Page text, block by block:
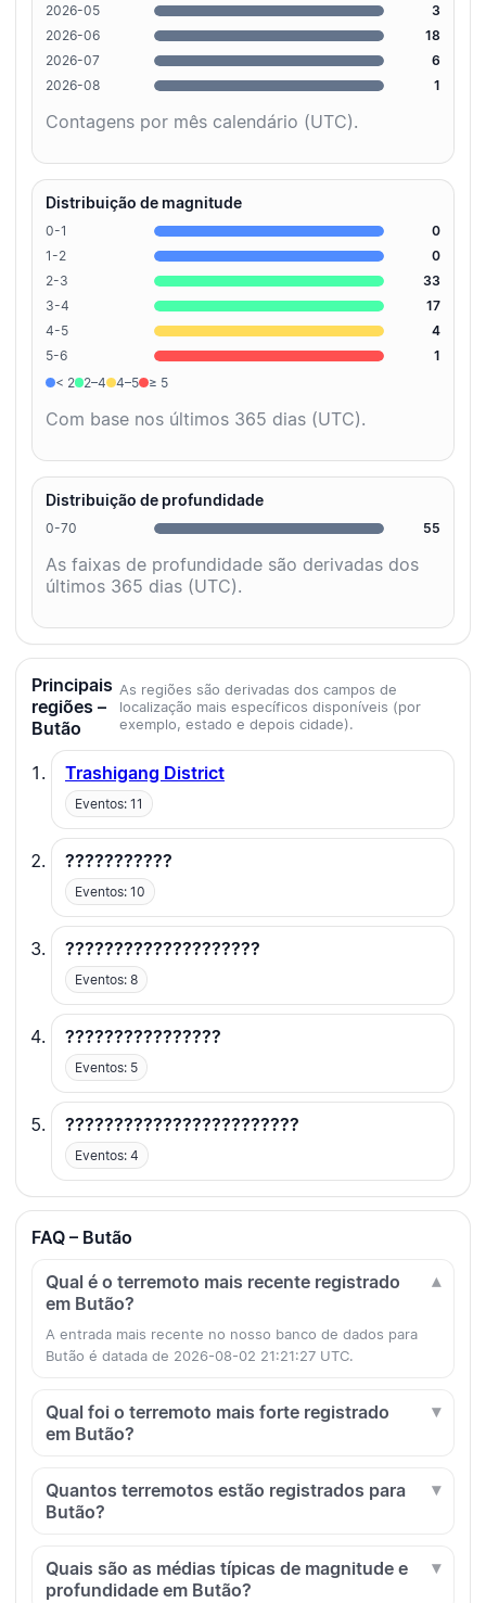
2026-05
3
2026-06
18
2026-07
6
2026-08
1
Contagens por mês calendário (UTC).
Distribuição de magnitude
0-1
0
1-2
0
2-3
33
3-4
17
4-5
4
5-6
1
< 2
2–4 4–5 ≥ 5
Com base nos últimos 365 dias (UTC).
Distribuição de profundidade
0-70 55
As faixas de profundidade são derivadas dos
últimos 365 dias (UTC).
Principais
regiões –
Butão
As regiões são derivadas dos campos de
localização mais específicos disponíveis (por
exemplo, estado e depois cidade).
Trashigang District
Eventos: 11
???????????
Eventos: 10
????????????????????
Eventos: 8
????????????????
Eventos: 5
????????????????????????
Eventos: 4
FAQ – Butão
Qual é o terremoto mais recente registrado
em Butão?
A entrada mais recente no nosso banco de dados para
Butão é datada de 2026-08-02 21:21:27 UTC.
Qual foi o terremoto mais forte registrado
em Butão?
Quantos terremotos estão registrados para
Butão?
Quais são as médias típicas de magnitude e
profundidade em Butão?